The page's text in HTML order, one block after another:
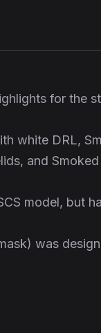
for the
white DRL,
and
model, but
was